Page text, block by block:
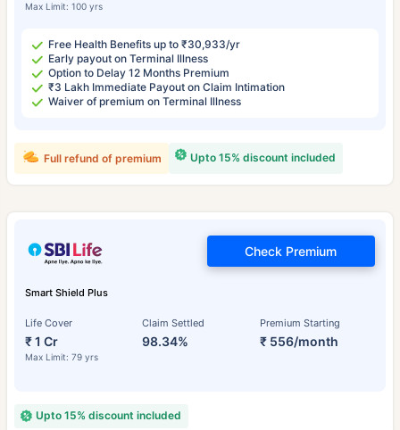
Max Limit: 100 yrs
Free Health Benefits up to ₹30,933/yr
Early payout on Terminal Illness
Option to Delay 12 Months Premium
₹3 Lakh Immediate Payout on Claim Intimation
Waiver of premium on Terminal Illness
Upto 15% discount included
Full refund of premium
Smart Shield Plus
Life Cover
₹ 1 Cr
Max Limit: 79 yrs
Claim Settled
98.34%
Premium Starting
₹ 556/month
Check Premium
Upto 15% discount included